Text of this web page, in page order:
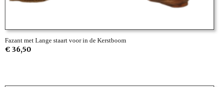
Fazant met Lange staart voor in de Kerstboom
€ 36,50